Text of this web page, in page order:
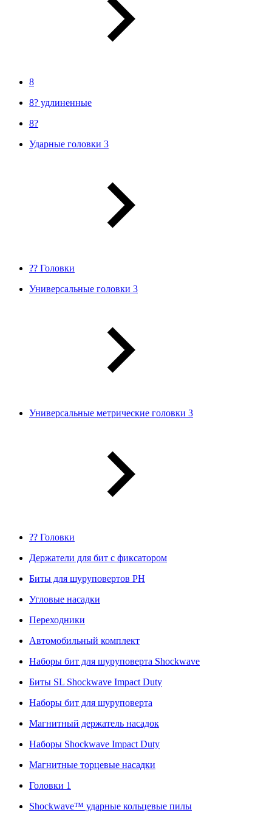
8
8? удлиненные
8?
Ударные головки 3
?? Головки
Универсальные головки 3
Универсальные метрические головки 3
?? Головки
Держатели для бит с фиксатором
Биты для шуруповертов PH
Угловые насадки
Переходники
Автомобильный комплект
Наборы бит для шуруповерта Shockwave
Биты SL Shockwave Impact Duty
Наборы бит для шуруповерта
Магнитный держатель насадок
Наборы Shockwave Impact Duty
Магнитные торцевые насадки
Головки 1
Shockwave™ ударные кольцевые пилы